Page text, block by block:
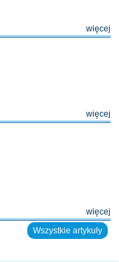
więcej
więcej
więcej
Wszystkie artykuły